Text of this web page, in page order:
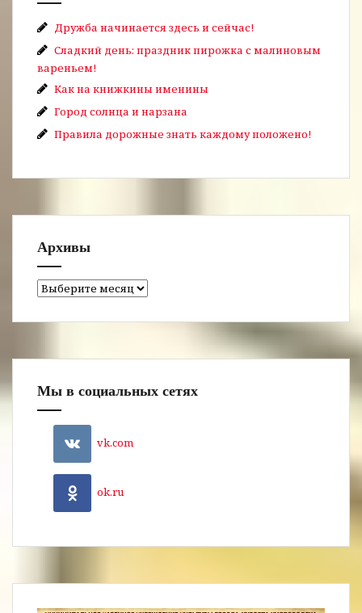
Дружба начинается здесь и сейчас!
Сладкий день: праздник пирожка с малиновым
вареньем!
Как на книжкины именины
Город солнца и нарзана
Правила дорожные знать каждому положено!
Архивы
Архивы
Мы в социальных сетях
vk.com
ok.ru